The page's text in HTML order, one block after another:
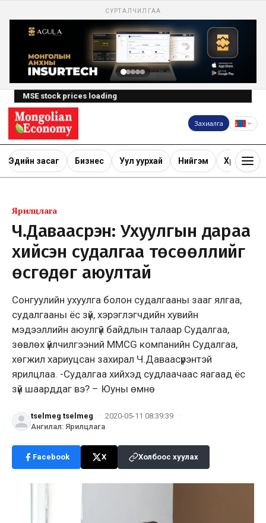
СУРТАЛЧИЛГАА
MSE stock prices loading
Захиалга
Эдийн засаг Бизнес Уул уурхай Нийгэм Хөрөнгө
Ярилцлага
Ч.Даваасүрэн: Ухуулгын дараа
хийсэн судалгаа төсөөллийг
өсгөдөг аюултай
Сонгуулийн ухуулга болон судалгааны зааг ялгаа,
судалгааны ёс зүй, хэрэглэгчдийн хувийн
мэдээллийн аюулгүй байдлын талаар Судалгаа,
зөвлөх үйлчилгээний MMCG компанийн Судалгаа,
хөгжил хариуцсан захирал Ч.Даваасүрэнтэй
ярилцлаа. -Судалгаа хийхэд судлаачаас яагаад ёс
зүй шаарддаг вэ? – Юуны өмнө
tselmeg tselmeg · 2020-05-11 08:39:39 ·
Ангилал: Ярилцлага
Facebook X Холбоос хуулах